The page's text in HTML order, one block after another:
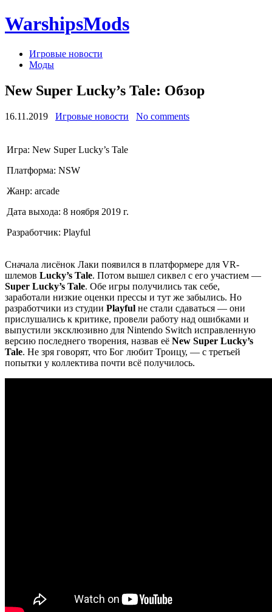
WarshipsMods
Игровые новости
Моды
New Super Lucky’s Tale: Обзор
16.11.2019 Игровые новости No comments
Игра: New Super Lucky’s Tale
Платформа: NSW
Жанр: arcade
Дата выхода: 8 ноября 2019 г.
Разработчик: Playful
Сначала лисёнок Лаки появился в платформере для VR-
шлемов Lucky’s Tale. Потом вышел сиквел с его участием —
Super Lucky’s Tale. Обе игры получились так себе,
заработали низкие оценки прессы и тут же забылись. Но
разработчики из студии Playful не стали сдаваться — они
прислушались к критике, провели работу над ошибками и
выпустили эксклюзивно для Nintendo Switch исправленную
версию последнего творения, назвав её New Super Lucky’s
Tale. Не зря говорят, что Бог любит Троицу, — с третьей
попытки у коллектива почти всё получилось.